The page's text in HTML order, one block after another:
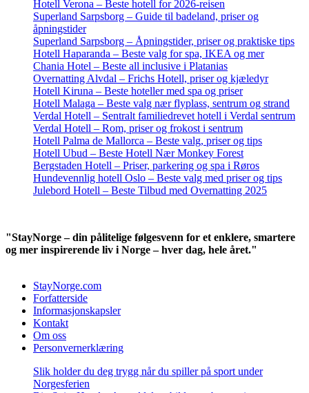
Hotell Verona – Beste hotell for 2026-reisen
Superland Sarpsborg – Guide til badeland, priser og
åpningstider
Superland Sarpsborg – Åpningstider, priser og praktiske tips
Hotell Haparanda – Beste valg for spa, IKEA og mer
Chania Hotel – Beste all inclusive i Platanias
Overnatting Alvdal – Frichs Hotell, priser og kjæledyr
Hotell Kiruna – Beste hoteller med spa og priser
Hotell Malaga – Beste valg nær flyplass, sentrum og strand
Verdal Hotell – Sentralt familiedrevet hotell i Verdal sentrum
Verdal Hotell – Rom, priser og frokost i sentrum
Hotell Palma de Mallorca – Beste valg, priser og tips
Hotell Ubud – Beste Hotell Nær Monkey Forest
Bergstaden Hotell – Priser, parkering og spa i Røros
Hundevennlig hotell Oslo – Beste valg med priser og tips
Julebord Hotell – Beste Tilbud med Overnatting 2025
"StayNorge – din pålitelige følgesvenn for et enklere, smartere
og mer inspirerende liv i Norge – hver dag, hele året."
StayNorge.com
Forfatterside
Informasjonskapsler
Kontakt
Om oss
Personvernerklæring
Slik holder du deg trygg når du spiller på sport under
Norgesferien